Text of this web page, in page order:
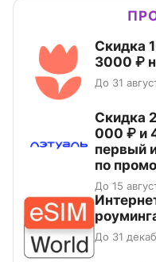
Скидка
3000 ₽
До 31
Скидка
000 ₽ и
первый
по
До 15
До 31